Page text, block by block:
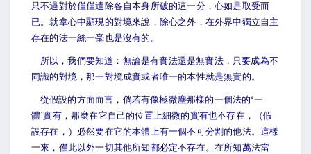
只不過對於僅僅遣除各自本身所破的這一分，心如是取受而
已。就拿心中顯現的對境來說，除心之外，在外界中獨立自主
存在的法一絲一毫也是沒有的。
所以，我們要知道：無論是有實法還是無實法，只要成為不
同識的對境，那一對境成實或者唯一的本性就是無實的。
從假設的方面而言，倘若有像極微塵那樣的一個法的‘一
體’實有，那麼在它自己的位置上細微的實有也不存在，（假
設存在，）必然要在它的本體上有一個不可分割的他法。這樣
一來，僅此以外一切其他所知都必定不存在。在所知萬法當